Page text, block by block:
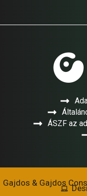
ÁSZF az
Gajdos & Gajdos